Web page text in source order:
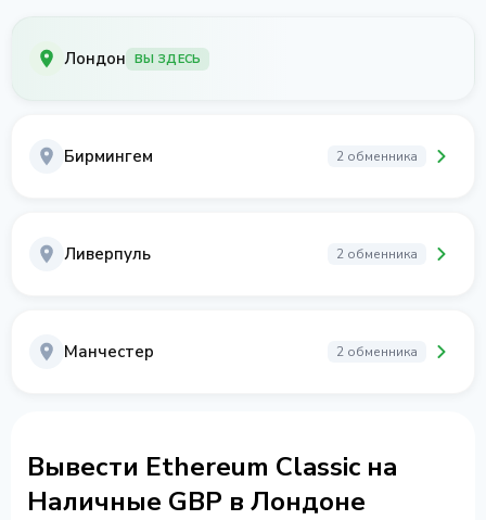
Лондон ВЫ ЗДЕСЬ
Бирмингем 2 обменника
Ливерпуль 2 обменника
Манчестер 2 обменника
Вывести Ethereum Classic на
Наличные GBP в Лондоне